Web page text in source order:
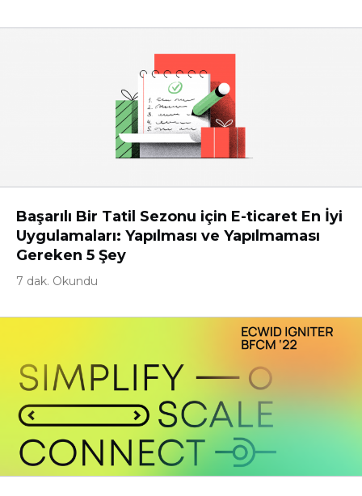
Başarılı Bir Tatil Sezonu için E-ticaret En İyi
Uygulamaları: Yapılması ve Yapılmaması
Gereken 5 Şey
7 dak. Okundu